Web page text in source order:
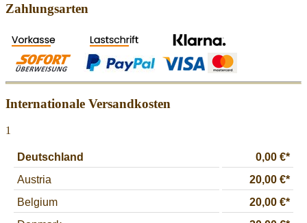
Zahlungsarten
Internationale Versandkosten
1